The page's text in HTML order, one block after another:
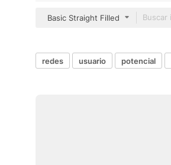
Basic Straight Filled
redes usuario potencial